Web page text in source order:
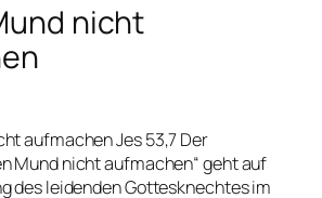
nicht
aufmachen Jes 53,7 Der
Mund nicht aufmachen“ geht auf
des leidenden Gottesknechtes im